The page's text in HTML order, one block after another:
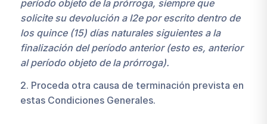
período objeto de la prórroga, siempre que
solicite su devolución a I2e por escrito dentro de
los quince (15) días naturales siguientes a la
finalización del período anterior (esto es, anterior
al período objeto de la prórroga).
2. Proceda otra causa de terminación prevista en
estas Condiciones Generales.